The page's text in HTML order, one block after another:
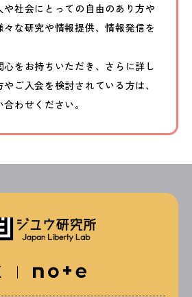
社会にとっての自由のあり方や
々な研究や情報提供、情報発信を
をお持ちいただき、さらに詳し
ご入会を検討されている方は、
わせください。